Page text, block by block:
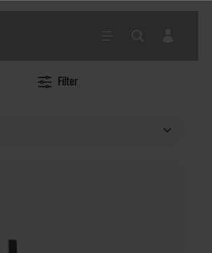
Filter